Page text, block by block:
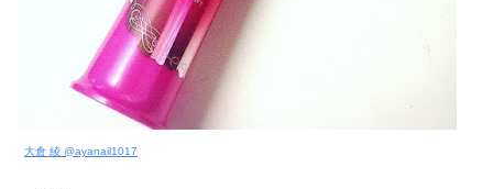
大倉 綾 @ayanail1017